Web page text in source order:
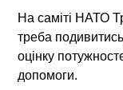
На саміті НАТО
треба
оцінку
допомоги.